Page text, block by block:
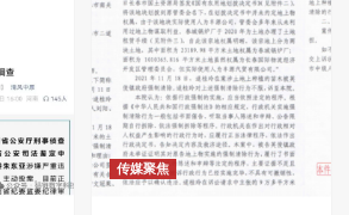
传媒聚焦